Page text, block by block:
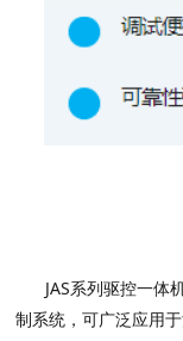
JAS系列驱控一体
制系统，可广泛应用